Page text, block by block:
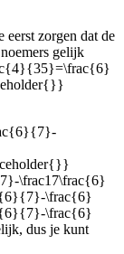
zorgen dat de
gelijk
=\frac{6}
\frac17\frac{6}
\frac{6}
\frac{6}
dus je kunt